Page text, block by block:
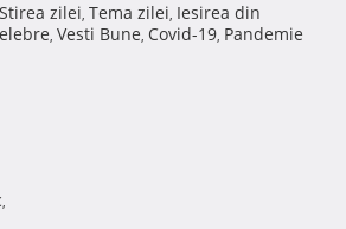
Stirea zilei, Tema zilei, Iesirea din
, Vesti Bune, Covid-19, Pandemie
,